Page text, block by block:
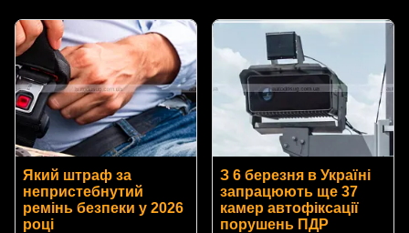
Який штраф за
непристебнутий
ремінь безпеки у 2026
році
З 6 березня в Україні
запрацюють ще 37
камер автофіксації
порушень ПДР